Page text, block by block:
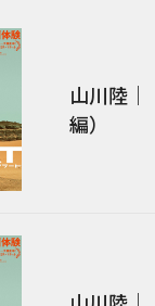
山川陸
編）